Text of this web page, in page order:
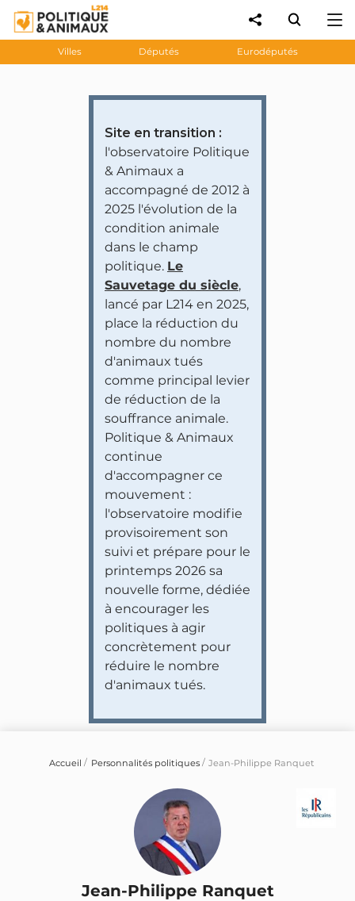
Villes Députés Eurodéputés
Site en transition :
l'observatoire Politique
& Animaux a
accompagné de 2012 à
2025 l'évolution de la
condition animale
dans le champ
politique. Le
Sauvetage du siècle,
lancé par L214 en 2025,
place la réduction du
nombre du nombre
d'animaux tués
comme principal levier
de réduction de la
souffrance animale.
Politique & Animaux
continue
d'accompagner ce
mouvement :
l'observatoire modifie
provisoirement son
suivi et prépare pour le
printemps 2026 sa
nouvelle forme, dédiée
à encourager les
politiques à agir
concrètement pour
réduire le nombre
d'animaux tués.
Accueil Personnalités politiques Jean-Philippe Ranquet
Jean-Philippe Ranquet